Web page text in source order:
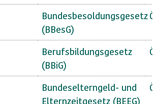
Bundesbesoldungsgesetz
(BBesG)
Berufsbildungsgesetz
(BBiG)
Bundeselterngeld- und
Elternzeitgesetz (BEEG)